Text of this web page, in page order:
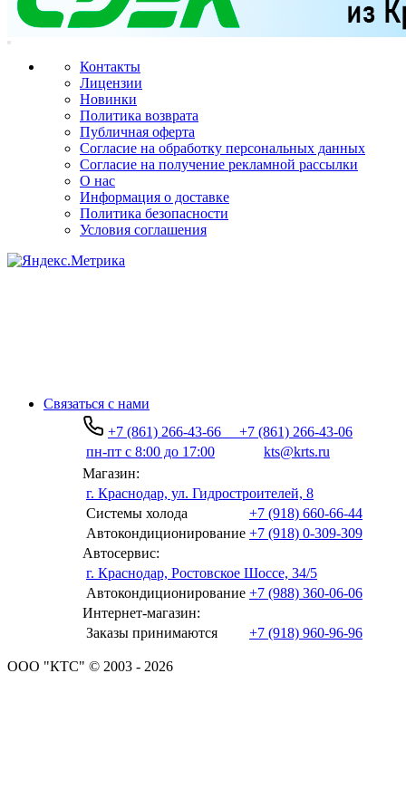
Контакты
Лицензии
Новинки
Политика возврата
Публичная оферта
Согласие на обработку персональных данных
Согласие на получение рекламной рассылки
О нас
Информация о доставке
Политика безопасности
Условия соглашения
Связаться с нами
+7 (861) 266-43-66
+7 (861) 266-43-06
пн-пт с 8:00 до 17:00
kts@krts.ru
Магазин:
г. Краснодар, ул. Гидростроителей, 8
Системы холода
+7 (918) 660-66-44
Автокондиционирование +7 (918) 0-309-309
Автосервис:
г. Краснодар, Ростовское Шоссе, 34/5
Автокондиционирование +7 (988) 360-06-06
Интернет-магазин:
Заказы принимаются
+7 (918) 960-96-96
ООО "КТС" © 2003 - 2026